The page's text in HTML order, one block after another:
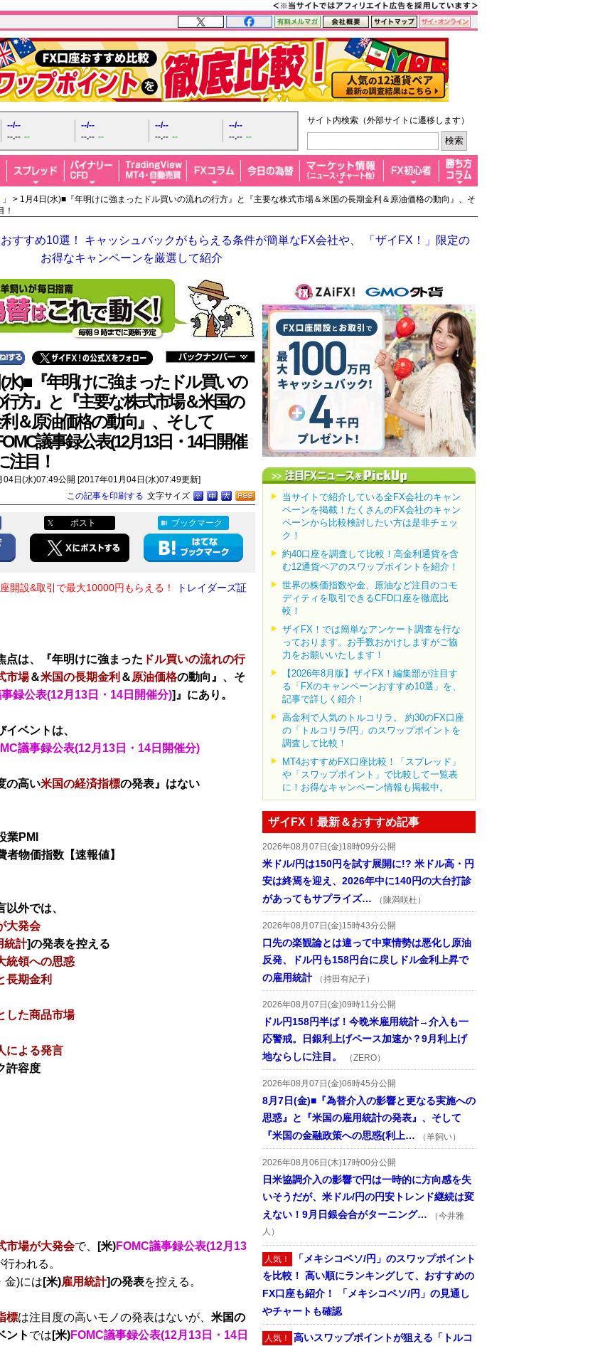
--/--
--.-- --
--/--
--.-- --
--/--
--.-- --
--/--
--.-- --
サイト内検索（外部サイトに遷移します）
> 1月4日(水)■『年明けに強まったドル買いの流れの行方』と『主要な株式市場＆米国の長期金利＆原油価格の動向』、そ
！
すすめ10選！ キャッシュバックがもらえる条件が簡単なFX会社や、 「ザイFX！」限定の
お得なキャンペーンを厳選して紹介
水)■『年明けに強まったドル買いの
方』と『主要な株式市場＆米国の
＆原油価格の動向』、そして
議事録公表(12月13日・14日開催
注目！
04日(水)07:49公開 [2017年01月04日(水)07:49更新]
文字サイズ
この記事を印刷する
ポスト ブックマーク
開設&取引で最大10000円もらえる！
トレイダーズ証
点は、『年明けに強まった ドル買いの流れの行
市場＆米国の長期金利 ＆ 原油価格の動向』、そ
事録公表(12月13日・14日開催分)]』にあり。
ベントは、
議事録公表(12月13日・14日開催分)
の高い米国の経済指標の発表』はない
業PMI
者物価指数【速報値】
外では、
大発会
統計]の発表を控える
統領への思惑
長期金利
した商品市場
による発言
許容度
市場が大発会で、 [米)FOMC議事録公表(12月13
行われる。
金)には [米)雇用統計]の発表を控える。
標は注目度の高いモノの発表はないが、 米国の
ント では [米)FOMC議事録公表(12月13日・14日
当サイトで紹介している全FX会社のキャン
ペーンを掲載！たくさんのFX会社のキャン
ペーンから比較検討したい方は是非チェッ
ク！
約40口座を調査して比較！高金利通貨を含
む12通貨ペアのスワップポイントを紹介！
世界の株価指数や金、原油など注目のコモ
ディティを取引できるCFD口座を徹底比
較！
ザイFX！では簡単なアンケート調査を行な
っております。お手数おかけしますがご協
力をお願いいたします！
【2026年8月版】ザイFX！編集部が注目す
る「FXのキャンペーンおすすめ10選」を、
記事で詳しく紹介！
高金利で人気のトルコリラ。 約30のFX口座
の「トルコリラ/円」のスワップポイントを
調査して比較！
MT4おすすめFX口座比較！「スプレッド」
や「スワップポイント」で比較して一覧表
に！お得なキャンペーン情報も掲載中。
ザイFX！最新＆おすすめ記事
2026年08月07日(金)18時09分公開
米ドル/円は150円を試す展開に!? 米ドル高・円
安は終焉を迎え、2026年中に140円の大台打診
があってもサプライズ…
（陳満咲杜）
2026年08月07日(金)15時43分公開
口先の楽観論とは違って中東情勢は悪化し原油
反発、ドル円も158円台に戻しドル金利上昇で
の雇用統計
（持田有紀子）
2026年08月07日(金)09時11分公開
ドル円158円半ば！今晩米雇用統計→介入も一
応警戒。日銀利上げペース加速か？9月利上げ
地ならしに注目。
（ZERO）
2026年08月07日(金)06時45分公開
8月7日(金)■『為替介入の影響と更なる実施への
思惑』と『米国の雇用統計の発表』、そして
『米国の金融政策への思惑(利上…
（羊飼い）
2026年08月06日(木)17時00分公開
日米協調介入の影響で円は一時的に方向感を失
いそうだが、米ドル/円の円安トレンド継続は変
えない！9月日銀会合がターニング…
（今井雅
人）
人気！ 「メキシコペソ/円」のスワップポイント
を比較！ 高い順にランキングして、おすすめの
FX口座も紹介！ 「メキシコペソ/円」の見通し
やチャートも確認
人気！ 高いスワップポイントが狙える「トルコ